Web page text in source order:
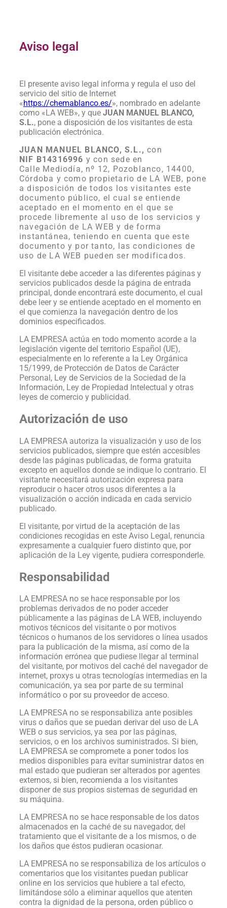
Aviso legal
El presente aviso legal informa y regula el uso del
servicio del sitio de Internet
«https://chemablanco.es/», nombrado en adelante
como «LA WEB», y que JUAN MANUEL BLANCO,
S.L., pone a disposición de los visitantes de esta
publicación electrónica.
JUAN MANUEL BLANCO, S.L.,con
NIF B14316996 y con sede en
Calle Mediodía, nº 12, Pozoblanco, 14400,
Córdoba y como propietario de LA WEB, pone
a disposición de todos los visitantes este
documento público, el cual se entiende
aceptado en el momento en el que se
procede libremente al uso de los servicios y
navegación de LA WEB y de forma
instantánea, teniendo en cuenta que este
documento y por tanto, las condiciones de
uso de LA WEB pueden ser modificados.
El visitante debe acceder a las diferentes páginas y
servicios publicados desde la página de entrada
principal, donde encontrará este documento, el cual
debe leer y se entiende aceptado en el momento en
el que comienza la navegación dentro de los
dominios especificados.
LA EMPRESA actúa en todo momento acorde a la
legislación vigente del territorio Español (UE),
especialmente en lo referente a la Ley Orgánica
15/1999, de Protección de Datos de Carácter
Personal, Ley de Servicios de la Sociedad de la
Información, Ley de Propiedad Intelectual y otras
leyes de comercio y publicidad.
Autorización de uso
LA EMPRESA autoriza la visualización y uso de los
servicios publicados, siempre que estén accesibles
desde las páginas publicadas, de forma gratuita
excepto en aquellos donde se indique lo contrario. El
visitante necesitará autorización expresa para
reproducir o hacer otros usos diferentes a la
visualización o acción indicada en cada servicio
publicado.
El visitante, por virtud de la aceptación de las
condiciones recogidas en este Aviso Legal, renuncia
expresamente a cualquier fuero distinto que, por
aplicación de la Ley vigente, pudiera corresponderle.
Responsabilidad
LA EMPRESA no se hace responsable por los
problemas derivados de no poder acceder
públicamente a las páginas de LA WEB, incluyendo
motivos técnicos del visitante o por motivos
técnicos o humanos de los servidores o línea usados
para la publicación de la misma, así como de la
información errónea que pudiese llegar al terminal
del visitante, por motivos del caché del navegador de
internet, proxys u otras tecnologías intermedias en la
comunicación, ya sea por parte de su terminal
informático o por su proveedor de acceso.
LA EMPRESA no se responsabiliza ante posibles
virus o daños que se puedan derivar del uso de LA
WEB o sus servicios, ya sea por las páginas,
servicios, o en los archivos suministrados. Si bien,
LA EMPRESA se compromete a poner todos los
medios disponibles para evitar suministrar datos en
mal estado que pudieran ser alterados por agentes
externos, si bien, recomienda a los visitantes
disponer de sus propios sistemas de seguridad en
su máquina.
LA EMPRESA no se hace responsable de los datos
almacenados en la caché de su navegador, del
tratamiento que el visitante de a los mismos, o de
los daños que éstos pudieran ocasionar.
LA EMPRESA no se responsabiliza de los artículos o
comentarios que los visitantes puedan publicar
online en los servicios que hubiere a tal efecto,
limitándose sólo a eliminar aquellos que atenten
contra la dignidad de la persona, orden público o